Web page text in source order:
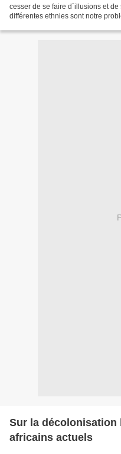
cesser de se faire d´illusions et
différentes ethnies sont notre
Sur la décolonisation
africains actuels